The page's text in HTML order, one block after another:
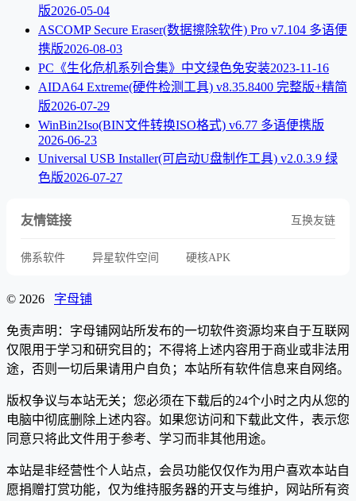
版2026-05-04
ASCOMP Secure Eraser(数据擦除软件) Pro v7.104 多语便
携版2026-08-03
PC《生化危机系列合集》中文绿色免安装2023-11-16
AIDA64 Extreme(硬件检测工具) v8.35.8400 完整版+精简
版2026-07-29
WinBin2Iso(BIN文件转换ISO格式) v6.77 多语便携版
2026-06-23
Universal USB Installer(可启动U盘制作工具) v2.0.3.9 绿
色版2026-07-27
友情链接 互换友链
佛系软件 异星软件空间 硬核APK
© 2026 字母铺
免责声明：字母铺网站所发布的一切软件资源均来自于互联网
仅限用于学习和研究目的；不得将上述内容用于商业或非法用
途，否则一切后果请用户自负；本站所有软件信息来自网络。
版权争议与本站无关；您必须在下载后的24个小时之内从您的
电脑中彻底删除上述内容。如果您访问和下载此文件，表示您
同意只将此文件用于参考、学习而非其他用途。
本站是非经营性个人站点，会员功能仅仅作为用户喜欢本站自
愿捐赠打赏功能，仅为维持服务器的开支与维护，网站所有资